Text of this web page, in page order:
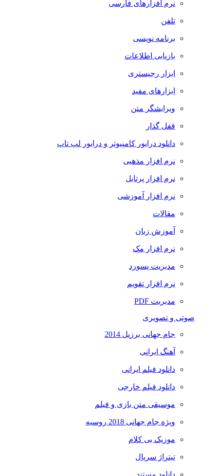
نرم افزارهای فارسی
تلفن
برنامه نویسی
بازیابی اطلاعات
ابزار رجیستری
ابزارهای مفید
ویرایشگر متن
قفل گذار
دانلود درایور کامپیوتر و درایور لپ تاپ
نرم افزار مذهبی
نرم افزار پرتابل
نرم افزار آموزشی
مقالات
آموزش زبان
نرم افزار مک
مدیریت پسورد
نرم افزار تقویم
مدیریت PDF
صوتی و تصویری
جام جهانی برزیل 2014
آهنگ ایرانی
دانلود فیلم ایرانی
دانلود فیلم خارجی
موسیقی متن بازی و فیلم
ویژه جام جهانی 2018 روسیه
موزیک بی کلام
تیتراژ سریال
دانلود مستند